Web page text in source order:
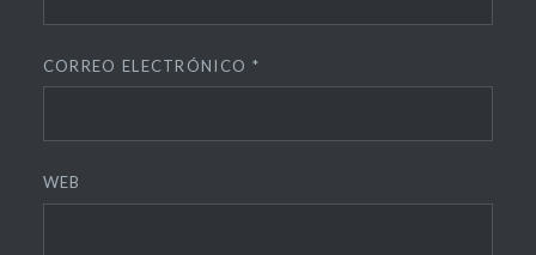
CORREO ELECTRÓNICO *
WEB